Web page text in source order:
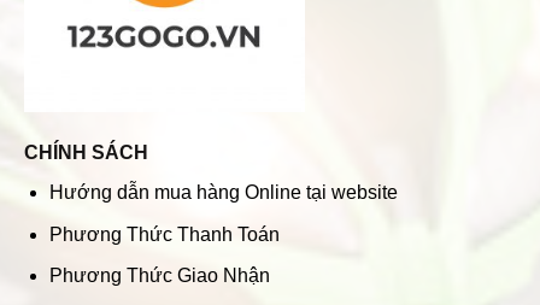
CHÍNH SÁCH
Hướng dẫn mua hàng Online tại website
Phương Thức Thanh Toán
Phương Thức Giao Nhận